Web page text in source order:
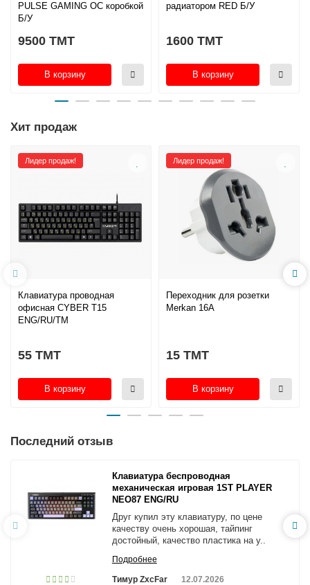
PULSE GAMING OC коробкой
Б/У
9500 TMT
В корзину
радиатором RED Б/У
1600 TMT
В корзину
Хит продаж
Лидер продаж!
Клавиатура проводная
офисная CYBER T15
ENG/RU/TM
55 TMT
В корзину
Лидер продаж!
Переходник для розетки
Merkan 16A
15 TMT
В корзину
Последний отзыв
Клавиатура беспроводная
механическая игровая 1ST PLAYER
NEO87 ENG/RU
Друг купил эту клавиатуру, по цене
качеству очень хорошая, тайпинг
достойный, качество пластика на у..
Подробнее
Тимур ZxcFar 12.07.2026